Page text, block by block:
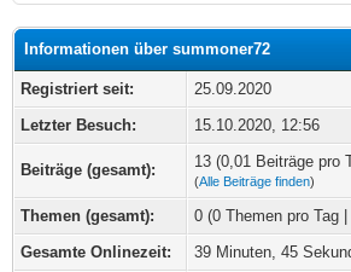
Informationen über summoner72
Registriert seit:
25.09.2020
Letzter Besuch:
15.10.2020, 12:56
Beiträge (gesamt): 13 (0,01 Beiträge pro
(Alle Beiträge finden)
Themen (gesamt):
0 (0 Themen pro Tag
Gesamte Onlinezeit:
39 Minuten, 45